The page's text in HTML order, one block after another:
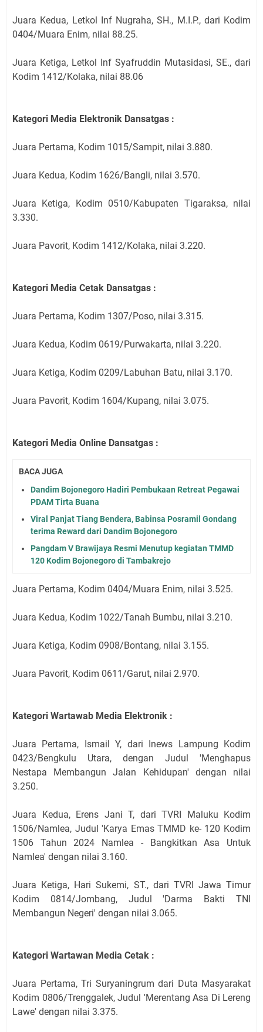
Juara Kedua, Letkol Inf Nugraha, SH., M.I.P., dari Kodim
0404/Muara Enim, nilai 88.25.
Juara Ketiga, Letkol Inf Syafruddin Mutasidasi, SE., dari
Kodim 1412/Kolaka, nilai 88.06
Kategori Media Elektronik Dansatgas :
Juara Pertama, Kodim 1015/Sampit, nilai 3.880.
Juara Kedua, Kodim 1626/Bangli, nilai 3.570.
Juara Ketiga, Kodim 0510/Kabupaten Tigaraksa, nilai
3.330.
Juara Pavorit, Kodim 1412/Kolaka, nilai 3.220.
Kategori Media Cetak Dansatgas :
Juara Pertama, Kodim 1307/Poso, nilai 3.315.
Juara Kedua, Kodim 0619/Purwakarta, nilai 3.220.
Juara Ketiga, Kodim 0209/Labuhan Batu, nilai 3.170.
Juara Pavorit, Kodim 1604/Kupang, nilai 3.075.
Kategori Media Online Dansatgas :
BACA JUGA
Dandim Bojonegoro Hadiri Pembukaan Retreat Pegawai
PDAM Tirta Buana
Viral Panjat Tiang Bendera, Babinsa Posramil Gondang
terima Reward dari Dandim Bojonegoro
Pangdam V Brawijaya Resmi Menutup kegiatan TMMD
120 Kodim Bojonegoro di Tambakrejo
Juara Pertama, Kodim 0404/Muara Enim, nilai 3.525.
Juara Kedua, Kodim 1022/Tanah Bumbu, nilai 3.210.
Juara Ketiga, Kodim 0908/Bontang, nilai 3.155.
Juara Pavorit, Kodim 0611/Garut, nilai 2.970.
Kategori Wartawab Media Elektronik :
Juara Pertama, Ismail Y, dari Inews Lampung Kodim
0423/Bengkulu Utara, dengan Judul 'Menghapus
Nestapa Membangun Jalan Kehidupan' dengan nilai
3.250.
Juara Kedua, Erens Jani T, dari TVRI Maluku Kodim
1506/Namlea, Judul 'Karya Emas TMMD ke- 120 Kodim
1506 Tahun 2024 Namlea - Bangkitkan Asa Untuk
Namlea' dengan nilai 3.160.
Juara Ketiga, Hari Sukemi, ST., dari TVRI Jawa Timur
Kodim 0814/Jombang, Judul 'Darma Bakti TNI
Membangun Negeri' dengan nilai 3.065.
Kategori Wartawan Media Cetak :
Juara Pertama, Tri Suryaningrum dari Duta Masyarakat
Kodim 0806/Trenggalek, Judul 'Merentang Asa Di Lereng
Lawe' dengan nilai 3.375.